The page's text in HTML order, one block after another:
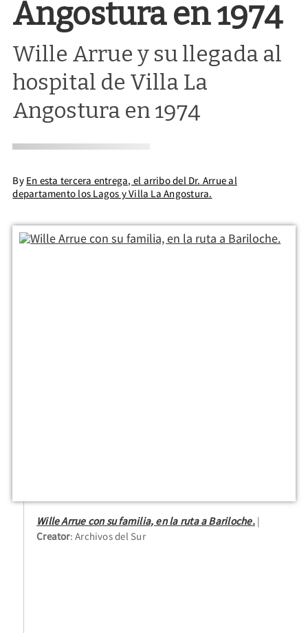
Angostura en 1974
Wille Arrue y su llegada al
hospital de Villa La
Angostura en 1974
By En esta tercera entrega, el arribo del Dr. Arrue al
departamento los Lagos y Villa La Angostura.
Wille Arrue con su familia, en la ruta a Bariloche.
Creator: Archivos del Sur